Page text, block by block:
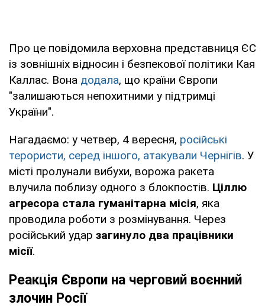
Про це повідомила верховна представниця ЄС
із зовнішніх відносин і безпекової політики Кая
Каллас. Вона додала, що країни Європи
"залишаються непохитними у підтримці
України".
Нагадаємо: у четвер, 4 вересня, російські
терористи, серед іншого, атакували Чернігів. У
місті пролунали вибухи, ворожа ракета
влучила поблизу одного з блокпостів. Ціллю
агресора стала гуманітарна місія, яка
проводила роботи з розмінування. Через
російський удар загинуло два працівники
місії.
Реакція Європи на черговий воєнний
злочин Росії